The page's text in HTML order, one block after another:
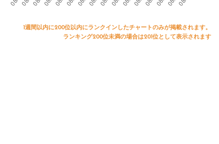
1週間以内に200位以内にランクインしたチャートのみが掲載されます。
ランキング200位未満の場合は201位として表示されます